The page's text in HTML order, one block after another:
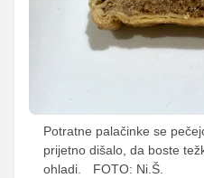
Potratne palačinke se
prijetno dišalo, da boste
ohladi.
FOTO: Ni.Š.